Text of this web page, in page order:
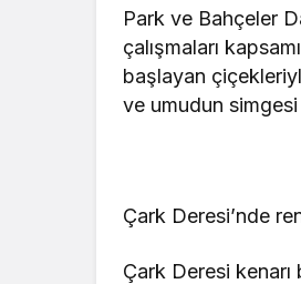
Park ve Bahçeler
çalışmaları
başlayan
ve umudun simgesi
Çark Deresi’nde
Çark Deresi